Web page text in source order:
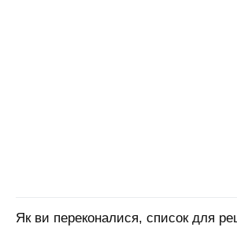
Як ви переконалися, список для